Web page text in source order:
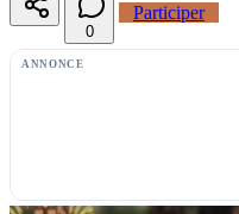
0
Participer
ANNONCE